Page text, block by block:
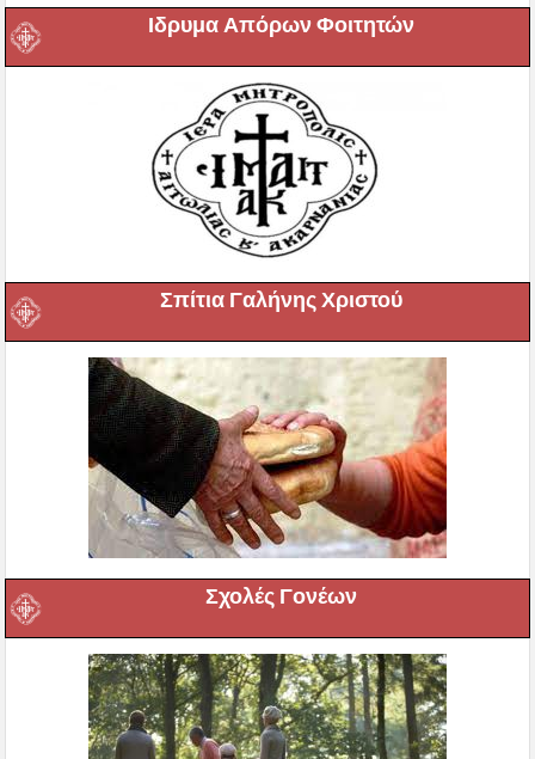
Ιδρυμα Απόρων Φοιτητών
Σπίτια Γαλήνης Χριστού
Σχολές Γονέων